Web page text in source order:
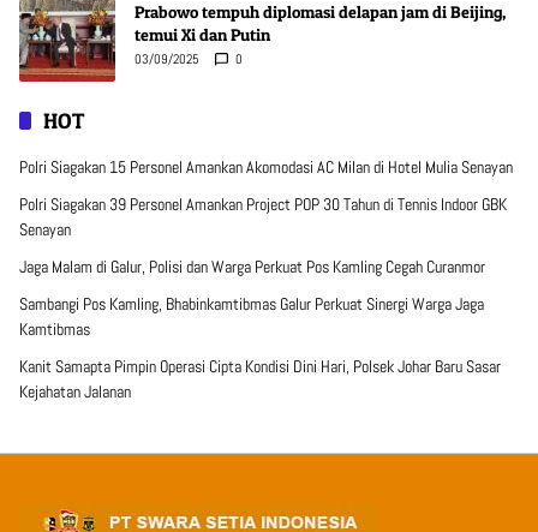
Prabowo tempuh diplomasi delapan jam di Beijing,
temui Xi dan Putin
03/09/2025 0
HOT
Polri Siagakan 15 Personel Amankan Akomodasi AC Milan di Hotel Mulia Senayan
Polri Siagakan 39 Personel Amankan Project POP 30 Tahun di Tennis Indoor GBK
Senayan
Jaga Malam di Galur, Polisi dan Warga Perkuat Pos Kamling Cegah Curanmor
Sambangi Pos Kamling, Bhabinkamtibmas Galur Perkuat Sinergi Warga Jaga
Kamtibmas
Kanit Samapta Pimpin Operasi Cipta Kondisi Dini Hari, Polsek Johar Baru Sasar
Kejahatan Jalanan